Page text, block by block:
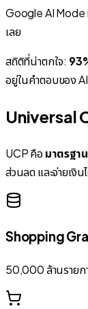
Google AI
เลย
สถิติที่น่าตกใจ:
อยู่ในคำตอบของ
Universal
UCP คือ มาตรฐา
ส่วนลด และจ่ายเงิ
Shopping
50,000 ล้านรายก